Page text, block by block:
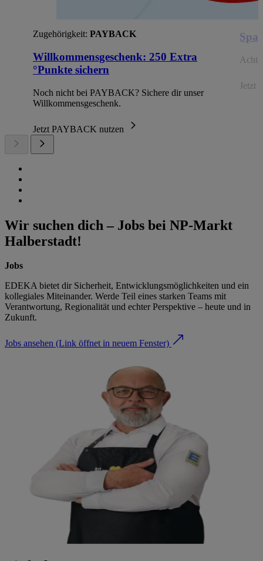
Zugehörigkeit: PAYBACK
Willkommensgeschenk: 250 Extra
°Punkte sichern
Noch nicht bei PAYBACK? Sichere dir unser
Willkommensgeschenk.
Jetzt PAYBACK nutzen
Jetzt
Wir suchen dich – Jobs bei NP-Markt
Halberstadt!
Jobs
EDEKA bietet dir Sicherheit, Entwicklungsmöglichkeiten und ein
kollegiales Miteinander. Werde Teil eines starken Teams mit
Verantwortung, Regionalität und echter Perspektive – heute und in
Zukunft.
Jobs ansehen (Link öffnet in neuem Fenster)